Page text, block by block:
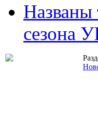
Названы
сезона